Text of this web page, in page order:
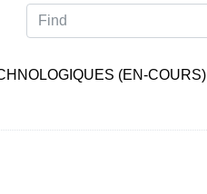
Find
(EN-COURS)